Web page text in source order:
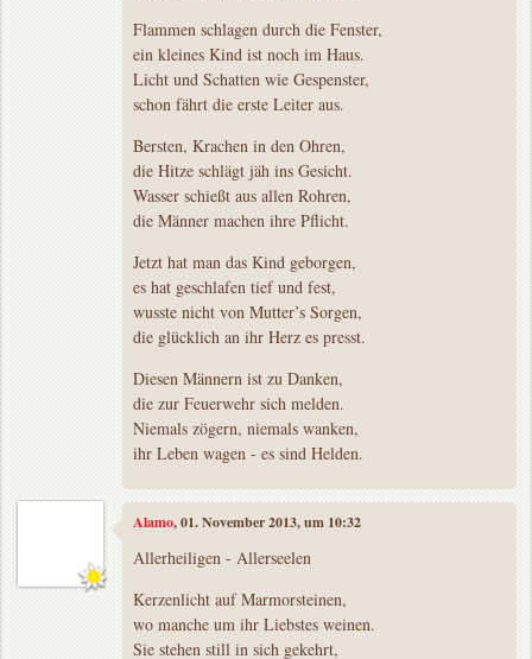
Flammen schlagen durch die Fenster,
ein kleines Kind ist noch im Haus.
Licht und Schatten wie Gespenster,
schon fährt die erste Leiter aus.
Bersten, Krachen in den Ohren,
die Hitze schlägt jäh ins Gesicht.
Wasser schießt aus allen Rohren,
die Männer machen ihre Pflicht.
Jetzt hat man das Kind geborgen,
es hat geschlafen tief und fest,
wusste nicht von Mutter’s Sorgen,
die glücklich an ihr Herz es presst.
Diesen Männern ist zu Danken,
die zur Feuerwehr sich melden.
Niemals zögern, niemals wanken,
ihr Leben wagen - es sind Helden.
Alamo, 01. November 2013, um 10:32
Allerheiligen - Allerseelen
Kerzenlicht auf Marmorsteinen,
wo manche um ihr Liebstes weinen.
Sie stehen still in sich gekehrt,